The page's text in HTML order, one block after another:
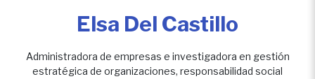
Elsa Del Castillo
Administradora de empresas e investigadora en gestión
estratégica de organizaciones, responsabilidad social